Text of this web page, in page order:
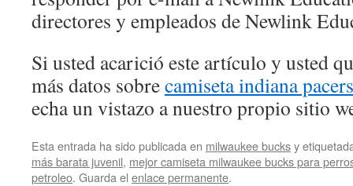
directores y empleados de Newlink
Si usted acarició este artículo y usted
más datos sobrecamiseta indiana
echa un vistazo a nuestro propio sitio
Esta entrada ha sido publicada en milwaukee bucksy
más barata juvenil, mejor camiseta milwaukee bucks para
petroleo. Guarda el enlace permanente.